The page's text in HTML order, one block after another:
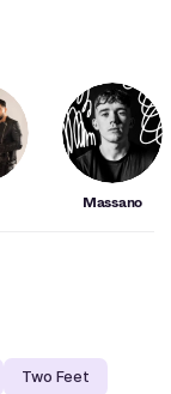
Massano
Two Feet